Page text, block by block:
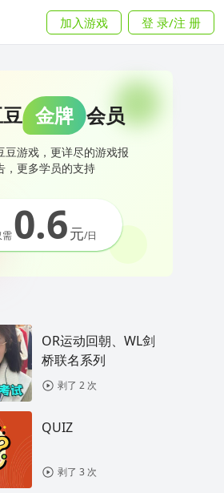
加入游戏 登 录/注 册
金牌 会员
豆游戏，更详尽的游戏报
，更多学员的支持
需0.6元/日
OR运动回朝、WL剑
桥联名系列
剥了 2 次
QUIZ
剥了 3 次